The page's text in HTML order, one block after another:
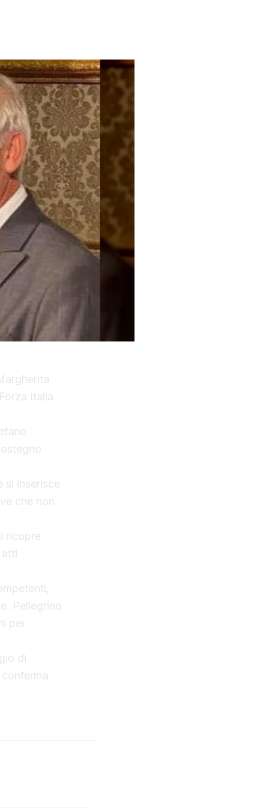
Italia
si inserisce
che non
ricopre
Pellegrino
per
di